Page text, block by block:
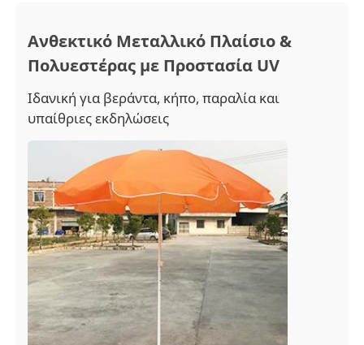
Γύρος εργοστασίων
Ποιοτικός έλεγχος
Νέα
Όλες οι περιπτώσεις
Ζητήστε ένα απόσπασμα
Ανθεκτικό Μεταλλικό Πλαίσιο &
Πολυεστέρας με Προστασία UV
Ιδανική για βεράντα, κήπο, παραλία και
υπαίθριες εκδηλώσεις